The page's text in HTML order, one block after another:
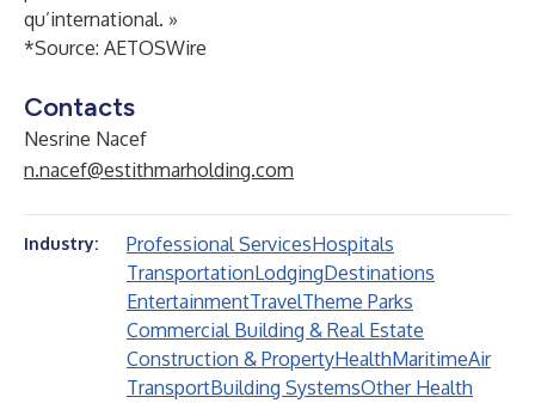
qu’international. »
*Source: AETOSWire
Contacts
Nesrine Nacef
n.nacef@estithmarholding.com
Industry: Professional ServicesHospitals
TransportationLodgingDestinations
EntertainmentTravelTheme Parks
Commercial Building & Real Estate
Construction & PropertyHealthMaritimeAir
TransportBuilding SystemsOther Health